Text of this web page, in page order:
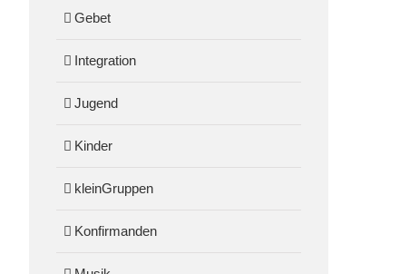
Gebet
Integration
Jugend
Kinder
kleinGruppen
Konfirmanden